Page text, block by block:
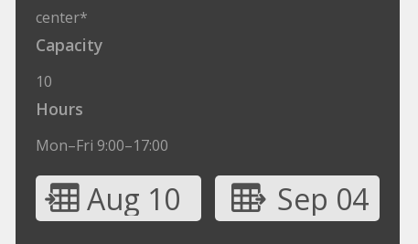
center*
Capacity
10
Hours
Mon–Fri 9:00–17:00
Aug 10
Sep 04